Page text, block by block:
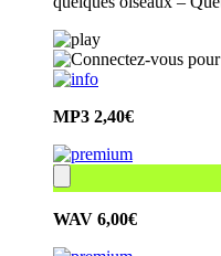
MP3 2,40€
WAV 6,00€